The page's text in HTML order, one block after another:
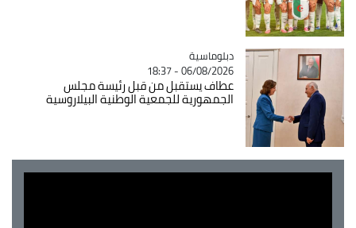
Catégorie
دبلوماسية
06/08/2026 - 18:37
عطاف يستقبل من قبل رئيسة مجلس
الجمهورية للجمعية الوطنية البيلاروسية